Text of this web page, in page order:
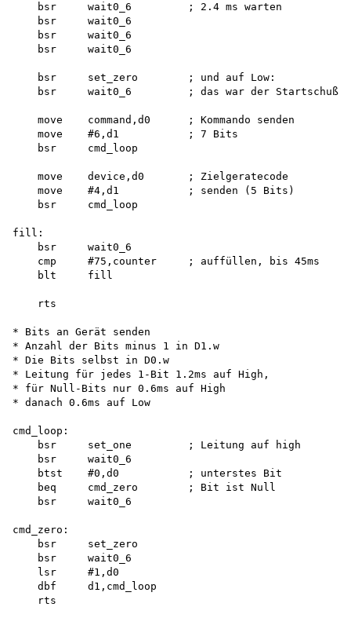
    bsr     wait0_6         ; 2.4 ms warten
    bsr     wait0_6
    bsr     wait0_6
    bsr     wait0_6
    bsr     set_zero        ; und auf Low:
    bsr     wait0_6         ; das war der Startschuß
    move    command,d0      ; Kommando senden
    move    #6,d1           ; 7 Bits
    bsr     cmd_loop
    move    device,d0       ; Zielgeratecode
    move    #4,d1           ; senden (5 Bits)
    bsr     cmd_loop
fill:
    bsr     wait0_6
    cmp     #75,counter     ; auffüllen, bis 45ms
    blt     fill
    rts
* Bits an Gerät senden
* Anzahl der Bits minus 1 in D1.w
* Die Bits selbst in D0.w
* Leitung für jedes 1-Bit 1.2ms auf High,
* für Null-Bits nur 0.6ms auf High
* danach 0.6ms auf Low
cmd_loop:
    bsr     set_one         ; Leitung auf high
    bsr     wait0_6
    btst    #0,d0           ; unterstes Bit
    beq     cmd_zero        ; Bit ist Null
    bsr     wait0_6
cmd_zero:
    bsr     set_zero
    bsr     wait0_6
    lsr     #1,d0
    dbf     d1,cmd_loop
    rts